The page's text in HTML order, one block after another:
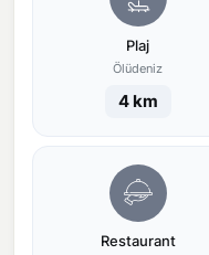
Plaj
Ölüdeniz
4 km
Restaurant